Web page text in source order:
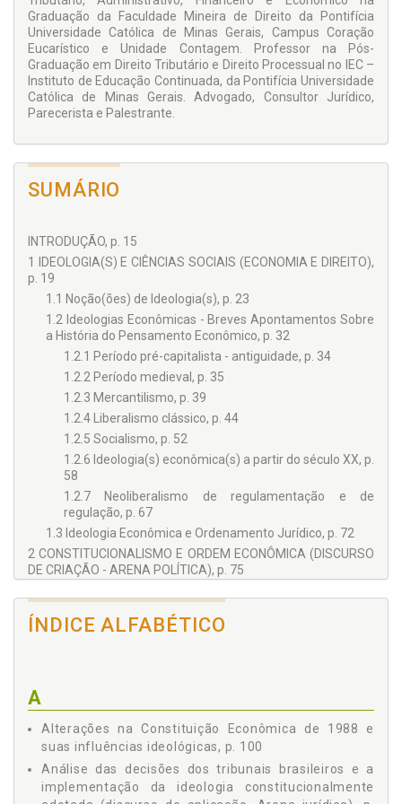
Graduação da Faculdade Mineira de Direito da Pontifícia
Universidade Católica de Minas Gerais, Campus Coração
Eucarístico e Unidade Contagem. Professor na Pós-
Graduação em Direito Tributário e Direito Processual no IEC –
Instituto de Educação Continuada, da Pontifícia Universidade
Católica de Minas Gerais. Advogado, Consultor Jurídico,
Parecerista e Palestrante.
SUMÁRIO
INTRODUÇÃO, p. 15
1 IDEOLOGIA(S) E CIÊNCIAS SOCIAIS (ECONOMIA E DIREITO),
p. 19
1.1 Noção(ões) de Ideologia(s), p. 23
1.2 Ideologias Econômicas - Breves Apontamentos Sobre
a História do Pensamento Econômico, p. 32
1.2.1 Período pré-capitalista - antiguidade, p. 34
1.2.2 Período medieval, p. 35
1.2.3 Mercantilismo, p. 39
1.2.4 Liberalismo clássico, p. 44
1.2.5 Socialismo, p. 52
1.2.6 Ideologia(s) econômica(s) a partir do século XX, p.
58
1.2.7 Neoliberalismo de regulamentação e de
regulação, p. 67
1.3 Ideologia Econômica e Ordenamento Jurídico, p. 72
2 CONSTITUCIONALISMO E ORDEM ECONÔMICA (DISCURSO
DE CRIAÇÃO - ARENA POLÍTICA), p. 75
Constitucionalismo, p. 76
2.2 A Formação e Identificação da Teoria da Constituição
2.5 Alterações na Constituição Econômica de 1988 e suas
Influências Ideológicas, p. 100
2.6 Críticas às Alterações Constitucionais à Luz da Teoria
Crítica Constitucional de Ricardo Sanín Restrepo, p. 104
ÍNDICE ALFABÉTICO
A
Alterações na Constituição Econômica de 1988 e
suas influências ideológicas, p. 100
Análise das decisões dos tribunais brasileiros e a
implementação da ideologia constitucionalmente